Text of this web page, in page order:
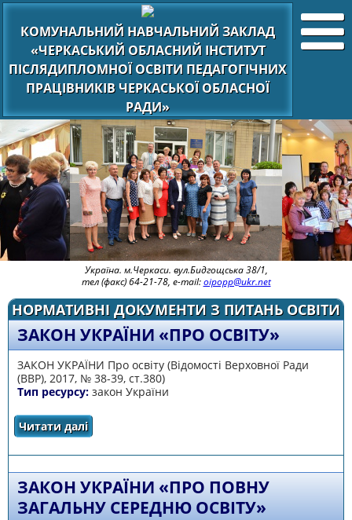
КОМУНАЛЬНИЙ НАВЧАЛЬНИЙ ЗАКЛАД
«ЧЕРКАСЬКИЙ ОБЛАСНИЙ ІНСТИТУТ
ПІСЛЯДИПЛОМНОЇ ОСВІТИ ПЕДАГОГІЧНИХ
ПРАЦІВНИКІВ ЧЕРКАСЬКОЇ ОБЛАСНОЇ
РАДИ»
Україна. м.Черкаси. вул.Бидгощська 38/1,
тел (факс) 64-21-78, e-mail:oipopp@ukr.net
НОРМАТИВНІ ДОКУМЕНТИ З ПИТАНЬ ОСВІТИ
ЗАКОН УКРАЇНИ «ПРО ОСВІТУ»
ЗАКОН УКРАЇНИ Про освіту (Відомості Верховної Ради
(ВВР), 2017, № 38-39, ст.380)
Тип ресурсу: закон України
Читати даліпро Закон України «Про освіту»
ЗАКОН УКРАЇНИ «ПРО ПОВНУ
ЗАГАЛЬНУ СЕРЕДНЮ ОСВІТУ»